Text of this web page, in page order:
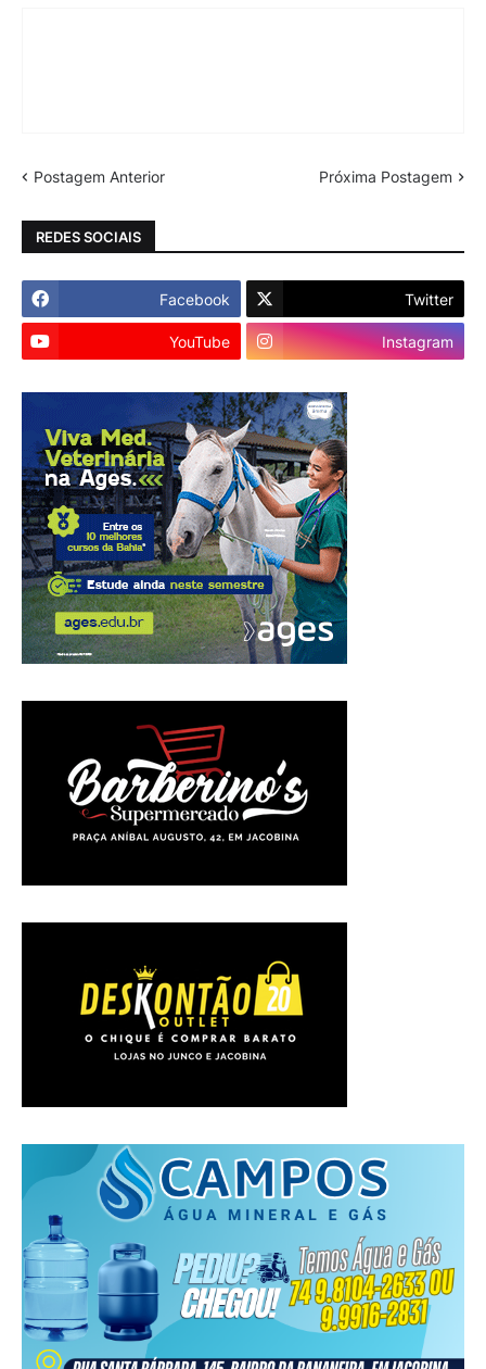
Postagem Anterior Próxima Postagem
REDES SOCIAIS
Facebook Twitter
YouTube Instagram